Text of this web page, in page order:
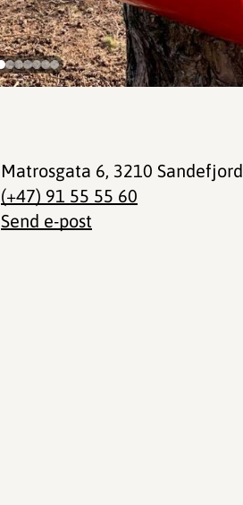
Matrosgata 6, 3210 Sandefjord
(+47) 91 55 55 60
Send e-post